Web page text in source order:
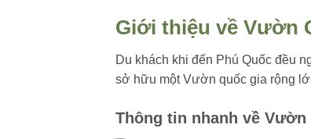
Giới thiệu về Vườn
Du khách khi đến Phú Quốc đều
sở hữu một Vườn quốc gia rộng
Thông tin nhanh về Vườn